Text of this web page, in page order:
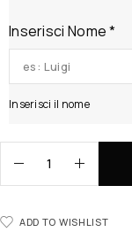
Inserisci Nome*
Inserisci il nome
ADD TO WISHLIST